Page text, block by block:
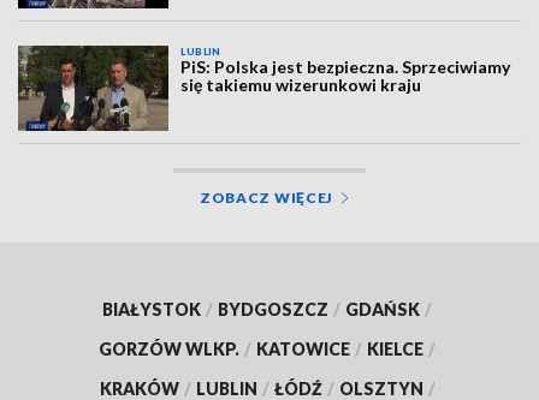
LUBLIN
PiS: Polska jest bezpieczna. Sprzeciwiamy
się takiemu wizerunkowi kraju
ZOBACZ WIĘCEJ
BIAŁYSTOK / BYDGOSZCZ / GDAŃSK /
GORZÓW WLKP. / KATOWICE / KIELCE /
KRAKÓW / LUBLIN / ŁÓDŹ / OLSZTYN /